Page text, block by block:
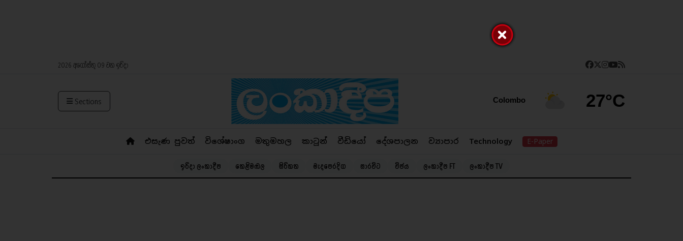
2026 අගෝස්තු 09 වන ඉරිදා
Sections Colombo 27°C
එසැණ පුවත් විශේෂාංග මතුමහල කාටූන් වීඩියෝ දේශපාලන ව්‍යාපාර Technology E-Paper
ඉරිදා ලංකාදීප කෙළිමඬල සිරිකත මැදපෙරදිග සාරවිට විජය ලංකාදීප FT ලංකාදීප TV